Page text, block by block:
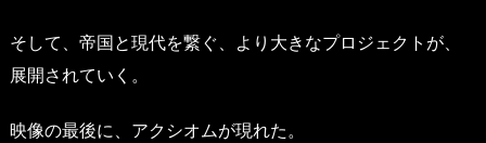
そして、帝国と現代を繋ぐ、より大きなプロジェクトが、
展開されていく。
映像の最後に、アクシオムが現れた。